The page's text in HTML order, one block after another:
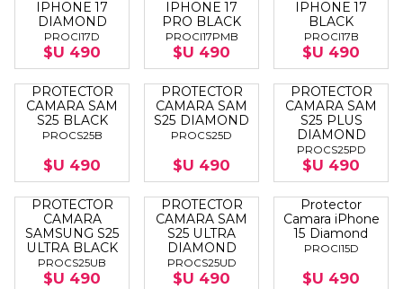
IPHONE 17
DIAMOND
PROCI17D
$U 490
IPHONE 17
PRO BLACK
PROCI17PMB
$U 490
IPHONE 17
BLACK
PROCI17B
$U 490
PROTECTOR
CAMARA SAM
S25 BLACK
PROCS25B
$U 490
PROTECTOR
CAMARA SAM
S25 DIAMOND
PROCS25D
$U 490
PROTECTOR
CAMARA SAM
S25 PLUS
DIAMOND
PROCS25PD
$U 490
PROTECTOR
CAMARA
SAMSUNG S25
ULTRA BLACK
PROCS25UB
$U 490
PROTECTOR
CAMARA SAM
S25 ULTRA
DIAMOND
PROCS25UD
$U 490
Protector
Camara iPhone
15 Diamond
PROCI15D
$U 490